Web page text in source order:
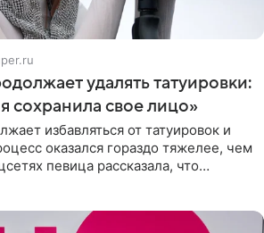
удалять татуировки:
сохранила свое лицо»
избавляться от татуировок и
оказался гораздо тяжелее, чем
певица рассказала, что